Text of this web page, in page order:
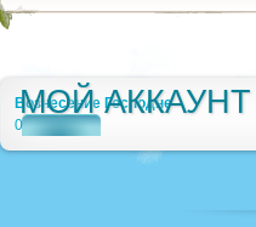
МОЙ АККАУНТ
Вознесение Господне
0